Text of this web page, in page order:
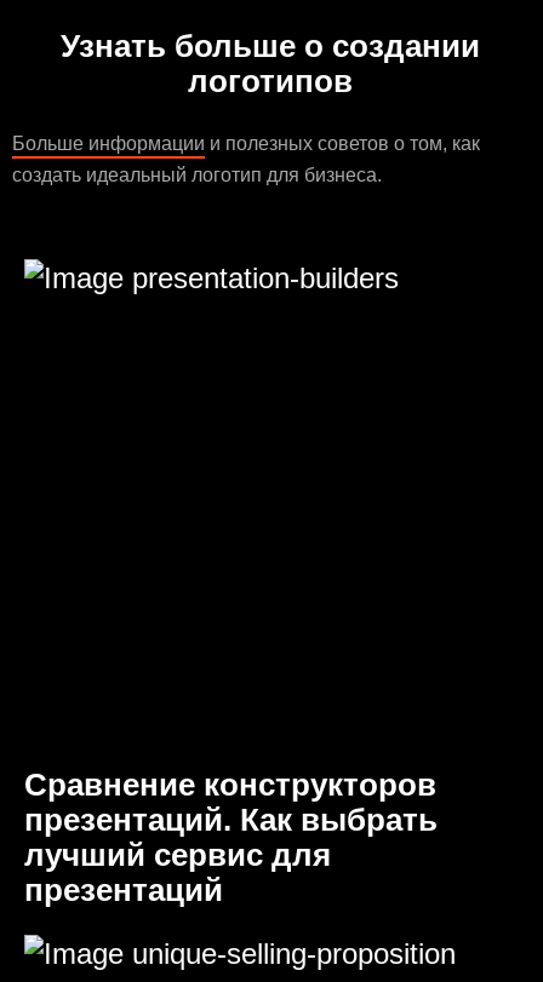
Узнать больше о создании
логотипов
Больше информации и полезных советов о том, как
создать идеальный логотип для бизнеса.
Сравнение конструкторов
презентаций. Как выбрать
лучший сервис для
презентаций